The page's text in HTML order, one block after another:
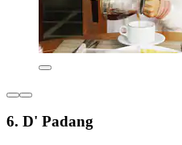
6. D' Padang